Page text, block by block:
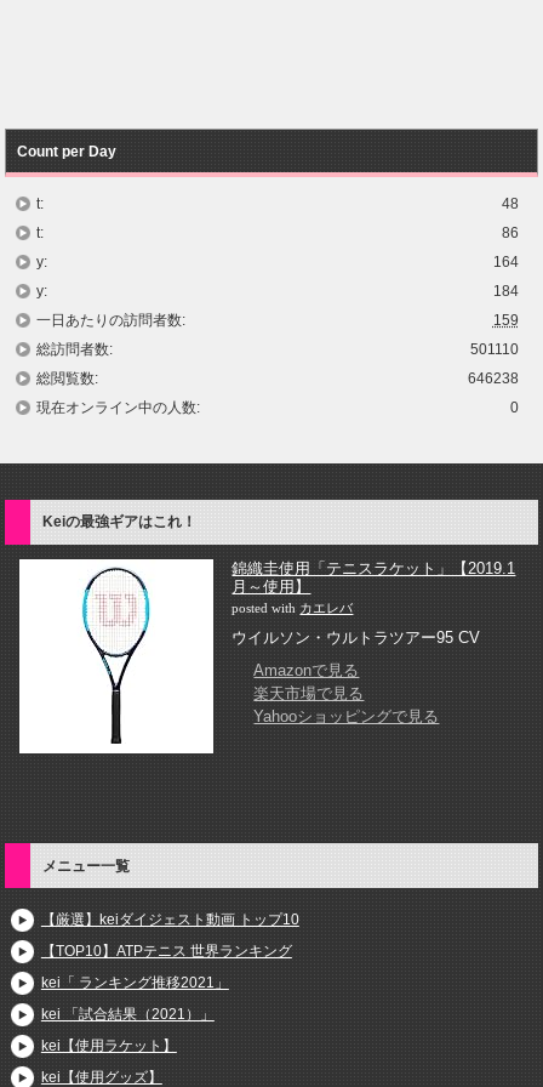
Count per Day
48
t:
86
t:
164
y:
184
y:
159
一日あたりの訪問者数:
501110
総訪問者数:
646238
総閲覧数:
0
現在オンライン中の人数:
Keiの最強ギアはこれ！
錦織圭使用「テニスラケット」【2019.1
月～使用】
posted with カエレバ
ウイルソン・ウルトラツアー95 CV
Amazonで見る
楽天市場で見る
Yahooショッピングで見る
メニュー一覧
【厳選】keiダイジェスト動画 トップ10
【TOP10】ATPテニス 世界ランキング
kei「 ランキング推移2021」
kei 「試合結果（2021）」
kei【使用ラケット】
kei【使用グッズ】